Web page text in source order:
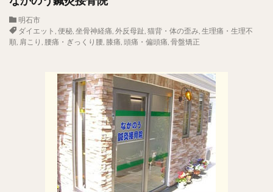
明石市
ダイエット , 便秘, 坐骨神経痛, 外反母趾, 猫背・体の歪み, 生理痛・生理不
順, 肩こり , 腰痛・ぎっくり腰, 膝痛, 頭痛・偏頭痛, 骨盤矯正